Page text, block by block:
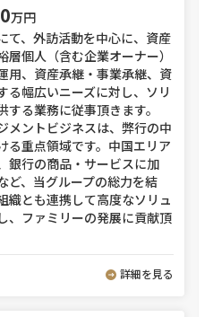
万円
て、外訪活動を中心に、資産
層個人（含む企業オーナー）
用、資産承継・事業承継、資
る幅広いニーズに対し、ソリ
する業務に従事頂きます。
メントビジネスは、弊行の中
る重点領域です。中国エリア
銀行の商品・サービスに加
ど、当グループの総力を結
織とも連携して高度なソリュ
、ファミリーの発展に貢献頂
詳細を見る